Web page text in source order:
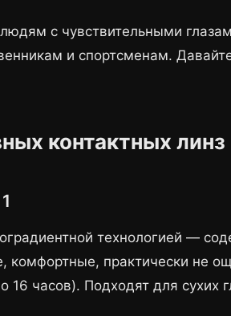
с чувствительными
и спортсменам.
контактных линз
технологией —
комфортные, практически не
16 часов). Подходят для сухих